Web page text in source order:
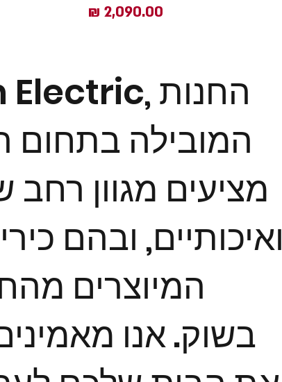
מחיר
המובילה בתחום
מציעים מגוון רחב
ואיכותיים, ובהם
המיוצרים
בשוק. אנו